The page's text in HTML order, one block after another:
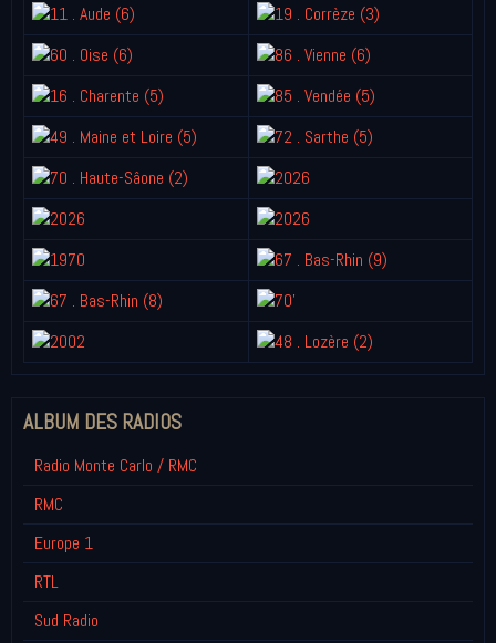
ALBUM DES RADIOS
Radio Monte Carlo / RMC
RMC
Europe 1
RTL
Sud Radio